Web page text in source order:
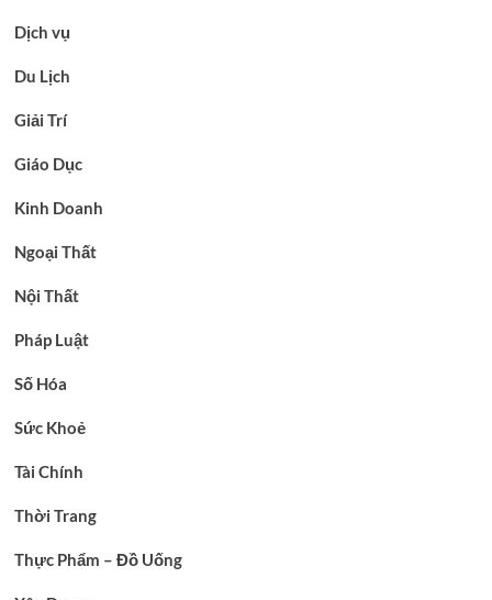
Dịch vụ
Du Lịch
Giải Trí
Giáo Dục
Kinh Doanh
Ngoại Thất
Nội Thất
Pháp Luật
Số Hóa
Sức Khoẻ
Tài Chính
Thời Trang
Thực Phẩm – Đồ Uống